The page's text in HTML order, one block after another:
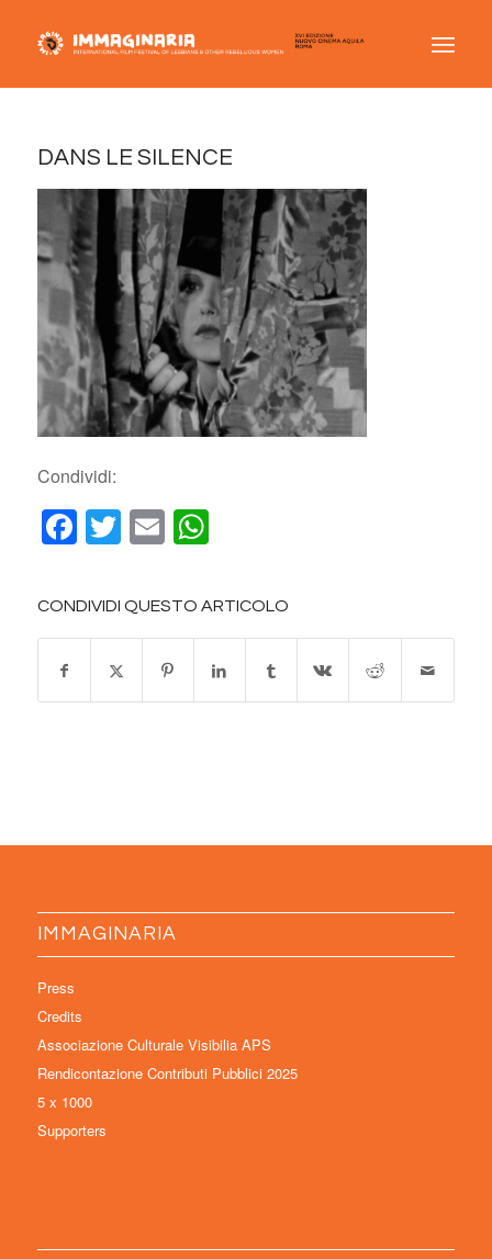
DANS LE SILENCE
Condividi:
Facebook
Twitter
EmailWhatsApp
CONDIVIDI QUESTO ARTICOLO
IMMAGINARIA
Press
Credits
Associazione Culturale Visibilia APS
Rendicontazione Contributi Pubblici 2025
5 x 1000
Supporters